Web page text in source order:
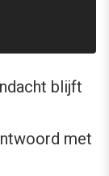
blijft
met